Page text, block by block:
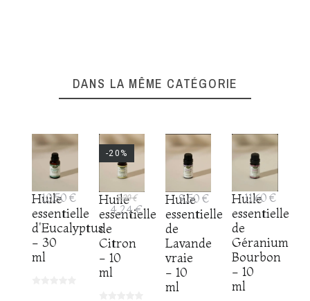
DANS LA MÊME CATÉGORIE
Huile
essentielle
d'Eucalyptus
- 30
ml
10,50 €
Huile
essentielle
de
Citron
- 10
ml
5,30 €
4,24 €
-20%
Huile
essentielle
de
Lavande
vraie
- 10
ml
9,50 €
Huile
essentielle
de
Géranium
Bourbon
- 10
ml
11,60 €